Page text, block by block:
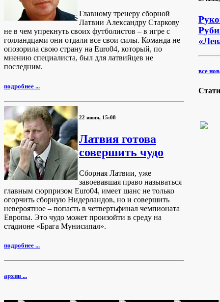
Главному тренеру сборной
Латвии Александру Старкову
не в чем упрекнуть своих футболистов – в игре с
голландцами они отдали все свои силы. Команда не
опозорила свою страну на Euro04, который, по
мнению специалиста, был для латвийцев не
последним.
подробнее ...
22 июня, 15:08
Латвия готова
совершить чудо
Сборная Латвии, уже
завоевавшая право называться
главным сюрпризом Euro04, имеет шанс не только
огорчить сборную Нидерландов, но и совершить
невероятное – попасть в четвертьфинал чемпионата
Европы. Это чудо может произойти в среду на
стадионе «Брага Мунисипал».
подробнее ...
архив ...
все